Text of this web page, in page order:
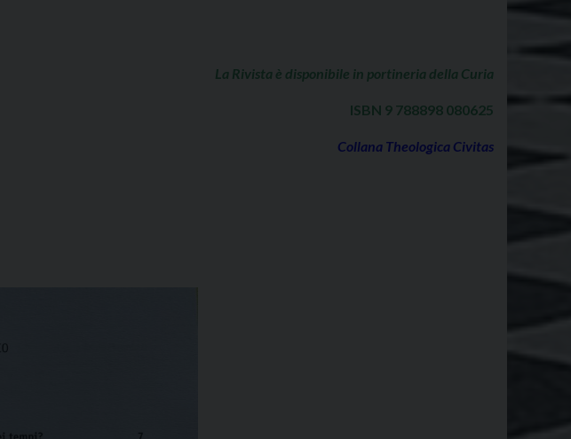
La Rivista è disponibile in portineria della Curia
ISBN 9 788898 080625
Collana Theologica Civitas